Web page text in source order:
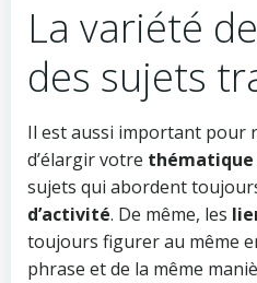
La variété
des sujets
Il est aussi important pour
d’élargir votre thématique
sujets qui abordent
d’activité. De même, les
toujours figurer au même
phrase et de la même